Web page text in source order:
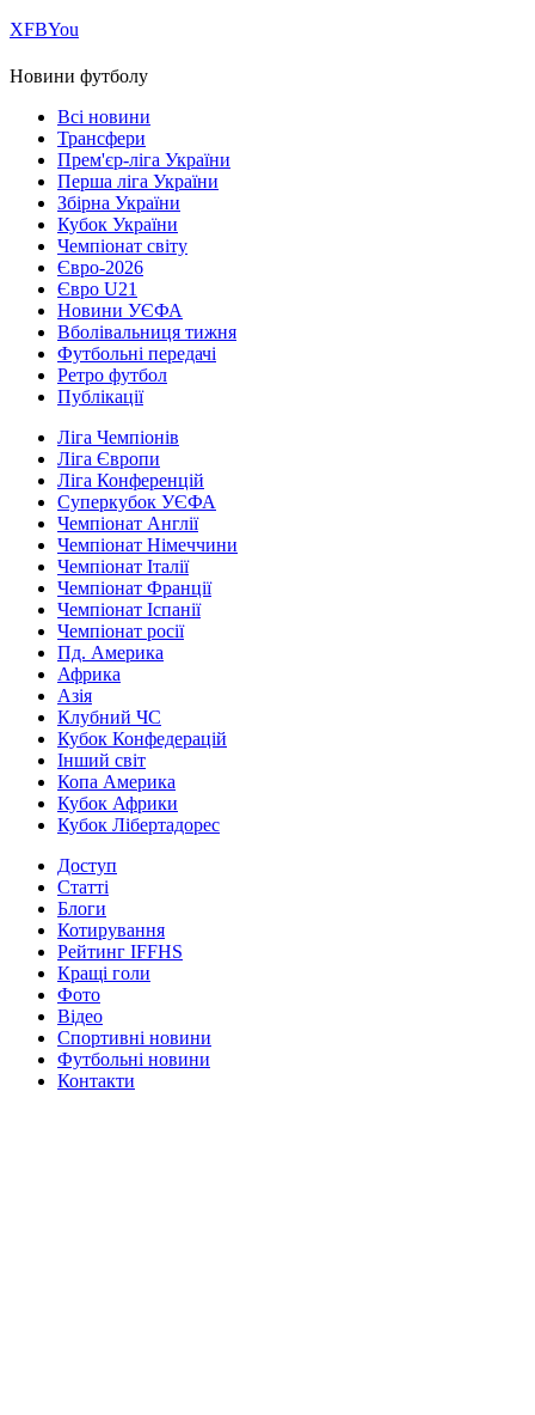
ХFBYou
Новини футболу
Всі новини
Трансфери
Прем'єр-ліга України
Перша ліга України
Збірна України
Кубок України
Чемпіонат світу
Євро-2026
Євро U21
Новини УЄФА
Вболівальниця тижня
Футбольні передачі
Ретро футбол
Публікації
Ліга Чемпіонів
Ліга Європи
Ліга Конференцій
Суперкубок УЄФА
Чемпіонат Англії
Чемпіонат Німеччини
Чемпіонат Італії
Чемпіонат Франції
Чемпіонат Іспанії
Чемпіонат росії
Пд. Америка
Африка
Азія
Клубний ЧС
Кубок Конфедерацій
Інший світ
Копа Америка
Кубок Африки
Кубок Лібертадорес
Доступ
Статті
Блоги
Котирування
Рейтинг IFFHS
Кращі голи
Фото
Відео
Спортивні новини
Футбольні новини
Контакти